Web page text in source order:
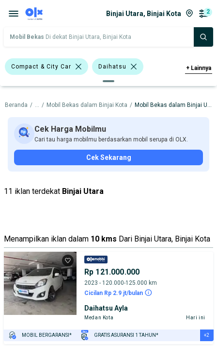
Binjai Utara, Binjai Kota 2
Mobil Bekas Di dekat Binjai Utara, Binjai Kota
Compact & City Car Daihatsu
Harga Merek Dan Model Tahun
Tipe Bodi Tipe Membership
+ Lainnya
Beranda / ... / Mobil Bekas dalam Binjai Kota / Mobil Bekas dalam Binjai Utara
Cek Harga Mobilmu
Cari tau harga mobilmu berdasarkan mobil serupa di OLX.
Cek Sekarang
11 iklan terdekat Binjai Utara
Menampilkan iklan dalam 10 kms Dari Binjai Utara, Binjai Kota
Rp 121.000.000
2023 - 120.000-125.000 km
Cicilan Rp 2.9 jt/bulan
Daihatsu Ayla
Medan Kota Hari ini
MOBIL BERGARANSI* GRATIS ASURANSI 1 TAHUN* +2